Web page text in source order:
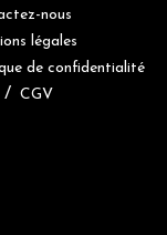
nous
légales
de confidentialité
/ CGV